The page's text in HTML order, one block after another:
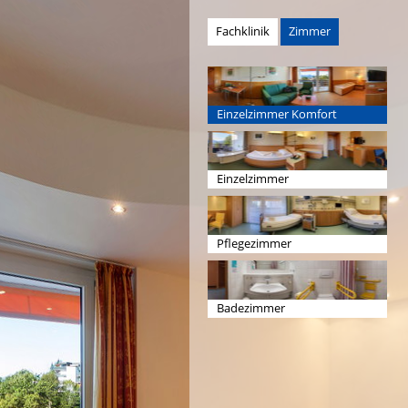
Fachklinik Zimmer
Einzelzimmer Komfort
Einzelzimmer
Pflegezimmer
Badezimmer